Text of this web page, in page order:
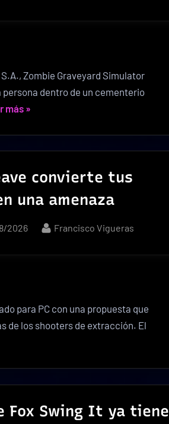
Zombie Graveyard Simulator
dentro de un cementerio
más«Zombie
un
en
una
»
convierte tus
una amenaza
2026 By
Francisco Vigueras
para PC con una propuesta que
de los shooters de extracción. El
Fox Swing It ya tiene